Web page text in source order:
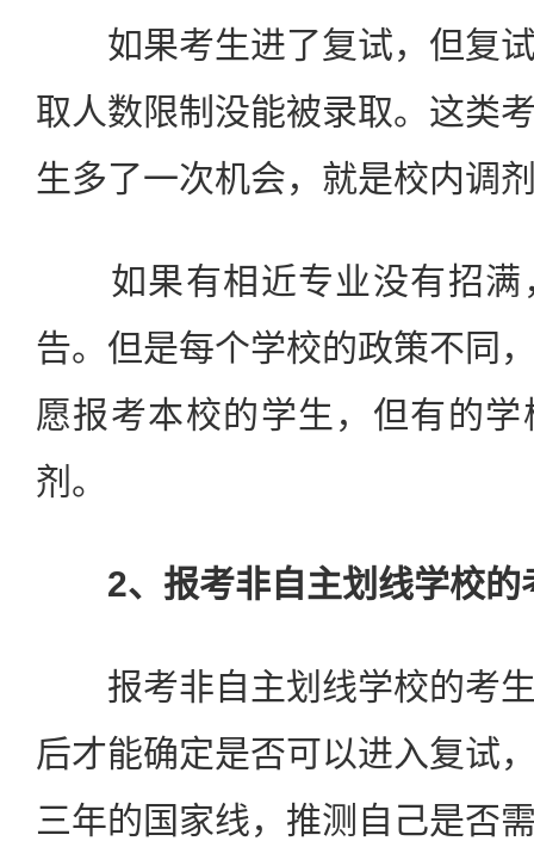
如果考生进了复试，但复试
取人数限制没能被录取。这类
生多了一次机会，就是校内调
如果有相近专业没有招满
告。但是每个学校的政策不同
愿报考本校的学生，但有的
剂。
2、报考非自主划线学校的
报考非自主划线学校的考生
后才能确定是否可以进入复试
三年的国家线，推测自己是否